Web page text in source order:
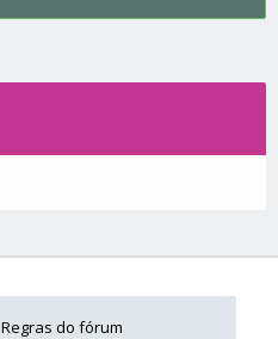
Regras do fórum